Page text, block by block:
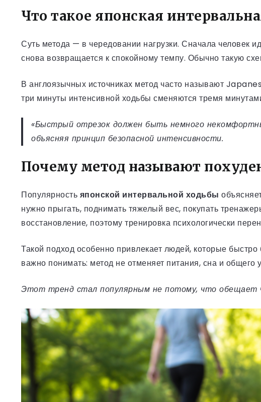
Что такое японская
Суть метода — в чередовании нагрузки. Сначала человек
снова возвращается к спокойному темпу. Обычно такую
В англоязычных источниках метод часто называют
три минуты интенсивной ходьбы сменяются тремя
«Быстрый отрезок должен быть немного
объясняя принцип безопасной интенсивности.
Почему метод называют
Популярность японской интервальной ходьбы
нужно прыгать, поднимать тяжелый вес, покупать
восстановление, поэтому тренировка психологически
Такой подход особенно привлекает людей, которые
важно понимать: метод не отменяет питания, сна и общего
Этот тренд стал популярным не потому, что обещает